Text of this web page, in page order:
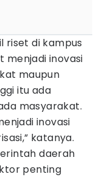
riset di kampus
menjadi inovasi
maupun
itu ada
masyarakat.
inovasi
katanya.
daerah
penting